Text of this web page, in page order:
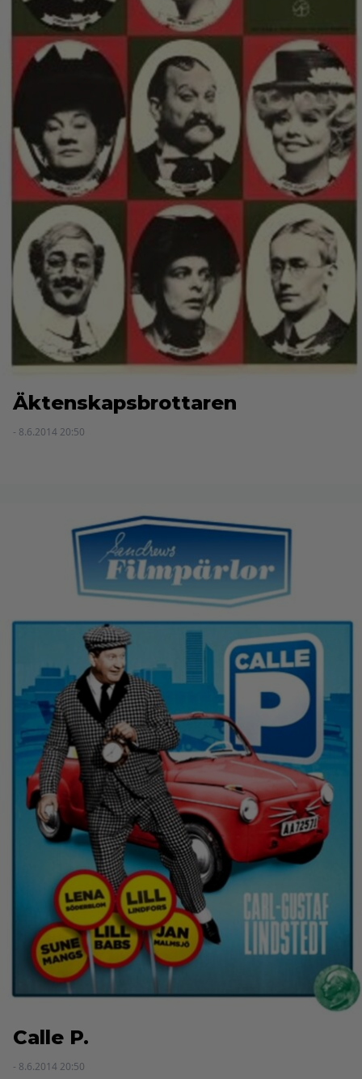
Äktenskapsbrottaren
- 8.6.2014 20:50
Calle P.
- 8.6.2014 20:50